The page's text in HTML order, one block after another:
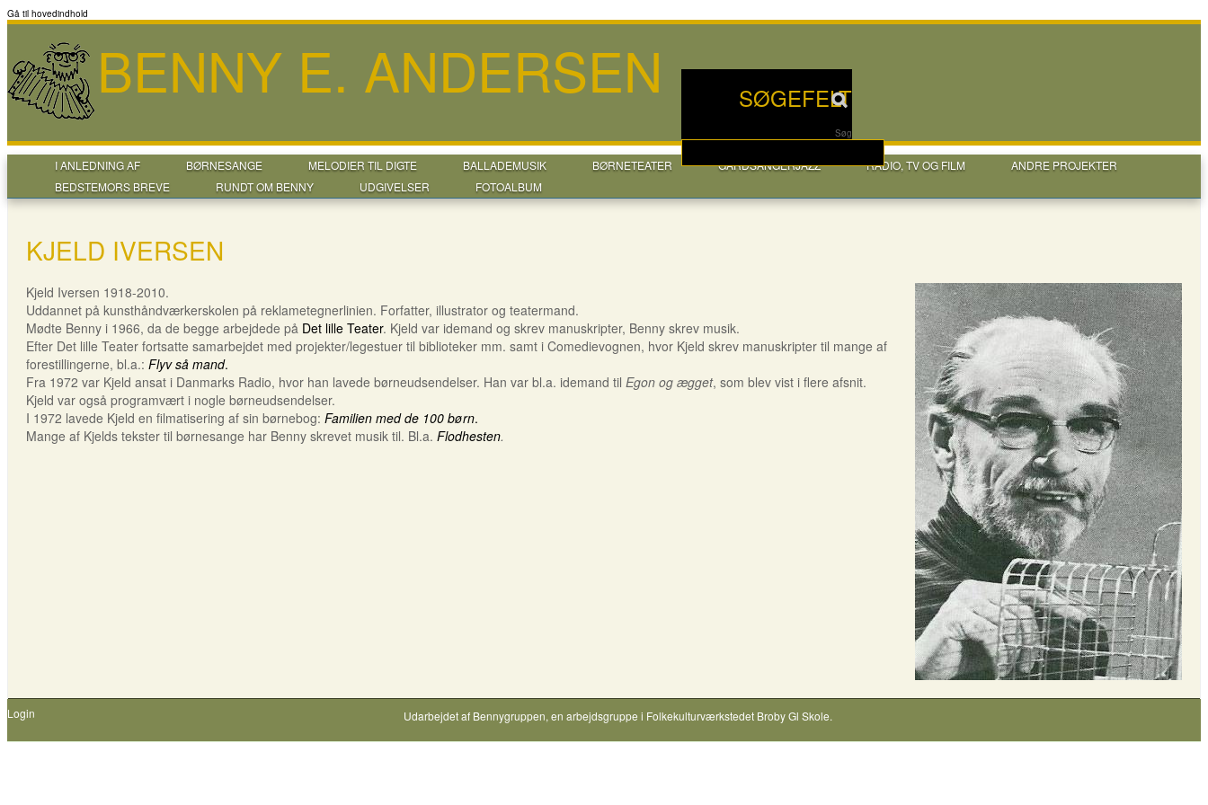
Gå til hovedindhold
SØGEFELT
Søg
BENNY E. ANDERSEN
I ANLEDNING AF BØRNESANGE MELODIER TIL DIGTE BALLADEMUSIK BØRNETEATER GÅRDSANGERJAZZ RADIO, TV OG FILM
ANDRE PROJEKTER
BEDSTEMORS BREVE
RUNDT OM BENNY UDGIVELSER FOTOALBUM
KJELD IVERSEN
Kjeld Iversen 1918-2010.
Uddannet på kunsthåndværkerskolen på reklametegnerlinien. Forfatter, illustrator og teatermand.
Mødte Benny i 1966, da de begge arbejdede på Det lille Teater. Kjeld var idemand og skrev manuskripter, Benny skrev musik.
Efter Det lille Teater fortsatte samarbejdet med projekter/legestuer til biblioteker mm. samt i Comedievognen, hvor Kjeld skrev manuskripter til mange af
forestillingerne, bl.a.: Flyv så mand.
Fra 1972 var Kjeld ansat i Danmarks Radio, hvor han lavede børneudsendelser. Han var bl.a. idemand til Egon og ægget, som blev vist i flere afsnit.
Kjeld var også programvært i nogle børneudsendelser.
I 1972 lavede Kjeld en filmatisering af sin børnebog: Familien med de 100 børn.
Mange af Kjelds tekster til børnesange har Benny skrevet musik til. Bl.a. Flodhesten.
Login Udarbejdet af Bennygruppen, en arbejdsgruppe i Folkekulturværkstedet Broby Gl Skole.